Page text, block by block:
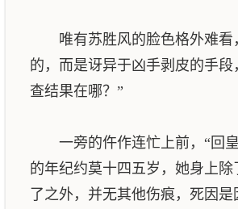
唯有苏胜风的脸色格外难看
的，而是讶异于凶手剥皮的手段
查结果在哪？”
一旁的仵作连忙上前，“回皇
的年纪约莫十四五岁，她身上
了之外，并无其他伤痕，死因